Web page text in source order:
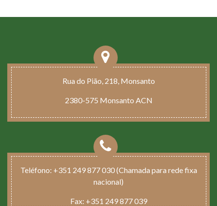
Rua do Pião, 218, Monsanto
2380-575 Monsanto ACN
Teléfono: +351 249 877 030 (Chamada para rede fixa
nacional)
Fax: +351 249 877 039